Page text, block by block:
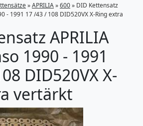
»APRILIA»600» DID Kettensatz
- 1991 17 /43 / 108 DID520VX X-Ring extra
APRILIA
1990 - 1991
DID520VX X-
vertärkt